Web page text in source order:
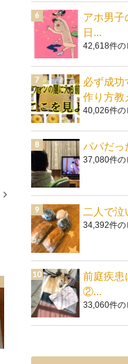
アホ男子
日...
42,618件の
必ず成功
作り方教
40,026件の
パパだっ
37,080件の
二人で泣
34,392件の
前庭疾患
②...
33,060件の